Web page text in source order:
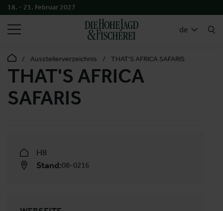
18. - 21. Februar 2027
de
SUCHEN
Ausstellerverzeichnis THAT'S AFRICA SAFARIS
THAT'S AFRICA
SAFARIS
H8
Stand:08-0216